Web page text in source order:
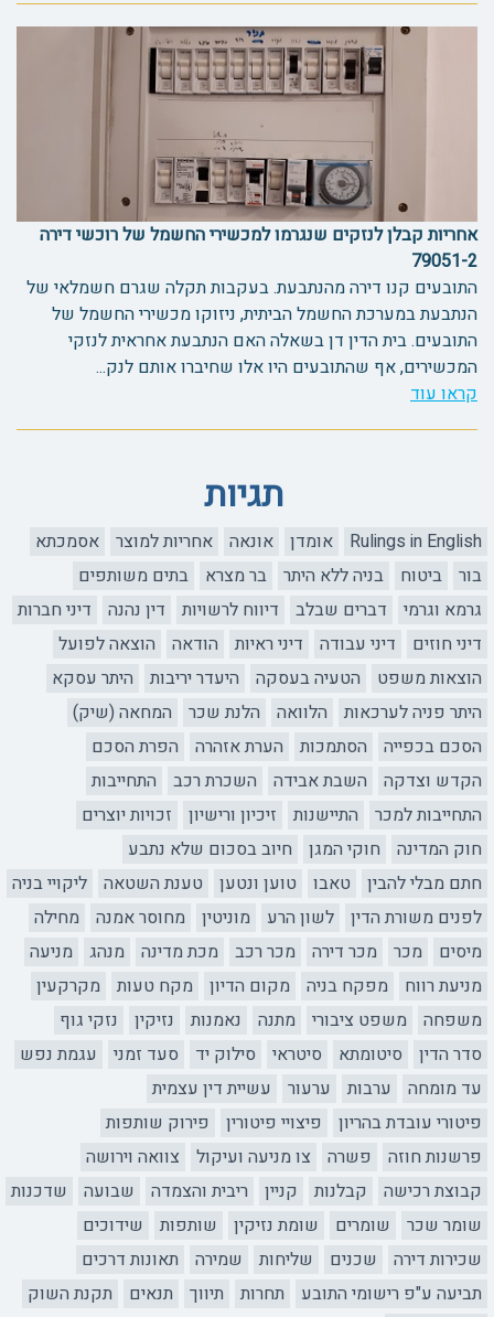
אחריות קבלן לנזקים שנגרמו למכשירי החשמל של רוכשי דירה
79051-2
התובעים קנו דירה מהנתבעת. בעקבות תקלה שגרם חשמלאי של
הנתבעת במערכת החשמל הביתית, ניזוקו מכשירי החשמל של
התובעים. בית הדין דן בשאלה האם הנתבעת אחראית לנזקי
המכשירים, אף שהתובעים היו אלו שחיברו אותם לנק...
קראו עוד
תגיות
Rulings in English אומדן אונאה אחריות למוצר
אסמכתא
בור
ביטוח בניה ללא היתר בר מצרא
בתים משותפים
גרמא וגרמי
דברים שבלב דיווח לרשויות דין נהנה
דיני חברות
דיני חוזים
דיני עבודה דיני ראיות הודאה
הוצאה לפועל
הוצאות משפט
הטעיה בעסקה היעדר יריבות
היתר עסקא
היתר פניה לערכאות
הלוואה הלנת שכר
המחאה (שיק)
הסכם בכפייה
הסתמכות הערת אזהרה
הפרת הסכם
הקדש וצדקה
השבת אבידה השכרת רכב
התחייבות
התחייבות למכר
התיישנות זיכיון ורישיון
זכויות יוצרים
חוק המדינה
חוקי המגן
חיוב בסכום שלא נתבע
חתם מבלי להבין
טאבו טוען ונטען טענת השטאה
ליקויי בניה
לפנים משורת הדין
לשון הרע מוניטין מחוסר אמנה
מחילה
מיסים
מכר מכר דירה מכר רכב מכת מדינה מנהג
מניעה
מניעת רווח
מפקח בניה מקום הדיון מקח טעות
מקרקעין
משפחה
משפט ציבורי מתנה נאמנות נזיקין
נזקי גוף
סדר הדין
סיטומתא סיטראי סילוק יד סעד זמני
עגמת נפש
עד מומחה
ערבות ערעור
עשיית דין עצמית
פיטורי עובדת בהריון
פיצויי פיטורין
פירוק שותפות
פרשנות חוזה
פשרה צו מניעה ועיקול
צוואה וירושה
קבוצת רכישה
קבלנות קניין ריבית והצמדה שבועה
שדכנות
שומר שכר
שומרים שומת נזיקין שותפות
שידוכים
שכירות דירה
שכנים שליחות שמירה
תאונות דרכים
תביעה ע"פ רישומי התובע
תחרות תיווך תנאים
תקנת השוק